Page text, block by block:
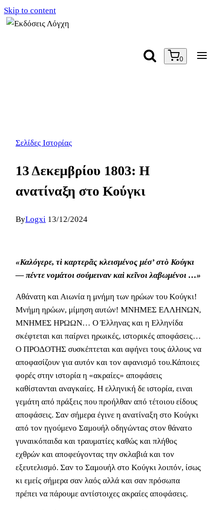
Skip to content
0
Σελίδες Ιστορίας
13 Δεκεμβρίου 1803: Η
ανατίναξη στο Κούγκι
ByLogxi 13/12/2024
«Καλόγερε, τὶ καρτερᾶς κλεισμένος μέσ’ στὸ Κούγκι
— πέντε νομάτοι σούμειναν καὶ κεῖνοι λαβωμένοι …»
Αθάνατη και Αιωνία η μνήμη των ηρώων του Κούγκι!
Μνήμη ηρώων, μίμηση αυτών! ΜΝΗΜΕΣ ΕΛΛΗΝΩΝ,
ΜΝΗΜΕΣ ΗΡΩΩΝ… Ο Έλληνας και η Ελληνίδα
σκέφτεται και παίρνει ηρωικές, ιστορικές αποφάσεις…
Ο ΠΡΟΔΟΤΗΣ συσκέπτεται και αφήνει τους άλλους να
αποφασίζουν για αυτόν και τον αφανισμό του.Κάποιες
φορές στην ιστορία η «ακραίες» αποφάσεις
καθίστανται αναγκαίες. Η ελληνική δε ιστορία, ειναι
γεμάτη από πράξεις που προήλθαν από τέτοιου είδους
αποφάσεις. Σαν σήμερα έγινε η ανατίναξη στο Κούγκι
από τον ηγούμενο Σαμουήλ οδηγώντας στον θάνατο
γυναικόπαιδα και τραυματίες καθώς και πλήθος
εχθρών και αποφεύγοντας την σκλαβιά και τον
εξευτελισμό. Σαν το Σαμουήλ στο Κούγκι λοιπόν, ίσως
κι εμείς σήμερα σαν λαός αλλά και σαν πρόσωπα
πρέπει να πάρουμε αντίστοιχες ακραίες αποφάσεις.